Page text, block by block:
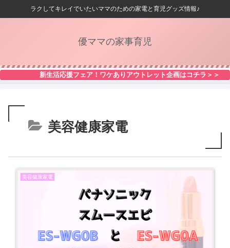
ラクしてキレイでいたいママのための家電と育児グッズ情報♪
優ママの家事育児
新生活応援フェア！ワケありアウトレット企画はコチラ＞＞
美容健康家電
美容健康家電